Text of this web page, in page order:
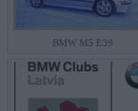
BMW M5 E39